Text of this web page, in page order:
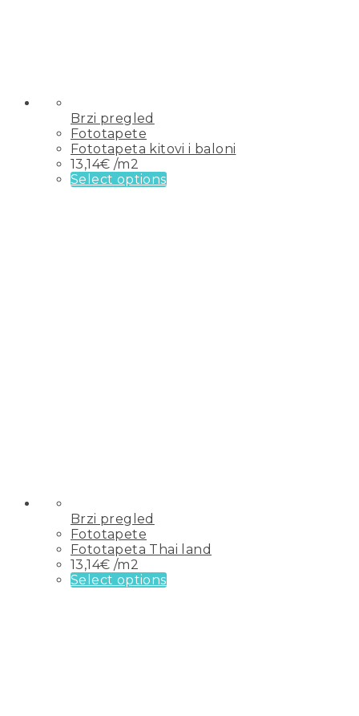
Brzi pregled
Fototapete
Fototapeta kitovi i baloni
13,14€ /m2
Select options
Brzi pregled
Fototapete
Fototapeta Thai land
13,14€ /m2
Select options